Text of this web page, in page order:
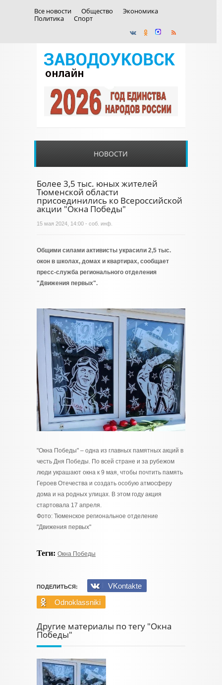
Все новости Общество
Экономика
Политика
Спорт
НОВОСТИ
Более 3,5 тыс. юных жителей
Тюменской области
присоединились ко Всероссийской
акции "Окна Победы"
15 мая 2024, 14:00 - соб. инф.
Общими силами активисты украсили 2,5 тыс.
окон в школах, домах и квартирах, сообщает
пресс-служба регионального отделения
"Движения первых".
"Окна Победы" – одна из главных памятных акций в
честь Дня Победы. По всей стране и за рубежом
люди украшают окна к 9 мая, чтобы почтить память
Героев Отечества и создать особую атмосферу
дома и на родных улицах. В этом году акция
стартовала 17 апреля.
Фото: Тюменское региональное отделение
"Движения первых"
Теги: Окна Победы
ПОДЕЛИТЬСЯ:
VKontakte
Odnoklassniki
Другие материалы по тегу "Окна
Победы"